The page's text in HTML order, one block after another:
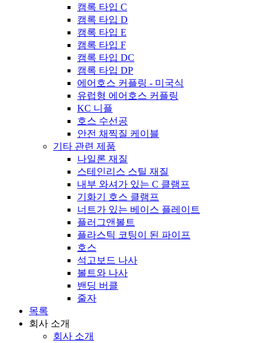
캠록 타입 C
캠록 타입 D
캠록 타입 E
캠록 타입 F
캠록 타입 DC
캠록 타입 DP
에어호스 커플링 - 미국식
유럽형 에어호스 커플링
KC 니플
호스 수선공
안전 채찍질 케이블
기타 관련 제품
나일론 재질
스테인리스 스틸 재질
내부 와셔가 있는 C 클램프
기화기 호스 클램프
너트가 있는 베이스 플레이트
플러그앤볼트
플라스틱 코팅이 된 파이프
호스
석고보드 나사
볼트와 나사
밴딩 버클
줄자
목록
회사 소개
회사 소개